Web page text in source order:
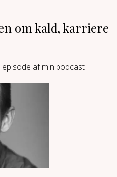
om kald, karriere
af min podcast